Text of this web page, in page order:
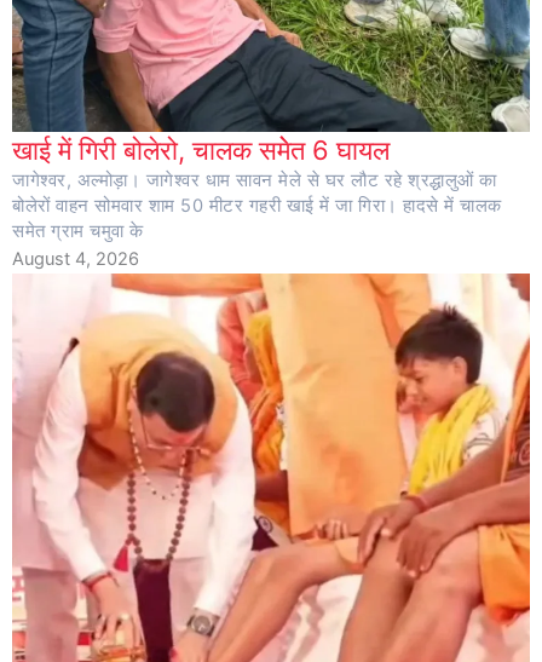
खाई में गिरी बोलेरो, चालक समेेत 6 घायल
जागेश्वर, अल्मोड़ा। जागेश्वर धाम सावन मेले से घर लौट रहे श्रद्धालुओं का
बोलेरों वाहन सोमवार शाम 50 मीटर गहरी खाई में जा गिरा। हादसे में चालक
समेत ग्राम चमुवा के
August 4, 2026